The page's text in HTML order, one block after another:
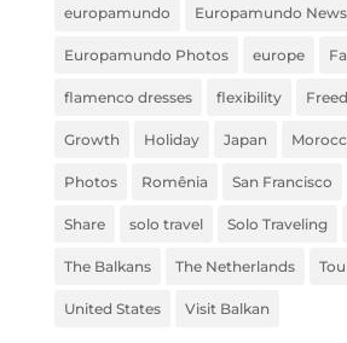
europamundo Europamundo News
Europamundo Photos europe
flamenco dresses flexibility
Growth Holiday Japan
Photos Romênia San Francisco
Share solo travel Solo Traveling
The Balkans The Netherlands
United States Visit Balkan